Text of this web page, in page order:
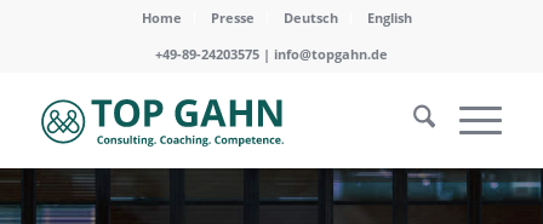
Home Presse Deutsch
English
+49-89-24203575 | info@topgahn.de